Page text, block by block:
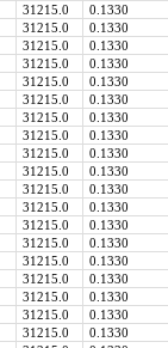
31215.0
0.1330
31215.0
0.1330
31215.0
0.1330
31215.0
0.1330
31215.0
0.1330
31215.0
0.1330
31215.0
0.1330
31215.0
0.1330
31215.0
0.1330
31215.0
0.1330
31215.0
0.1330
31215.0
0.1330
31215.0
0.1330
31215.0
0.1330
31215.0
0.1330
31215.0
0.1330
31215.0
0.1330
31215.0
0.1330
31215.0
0.1330